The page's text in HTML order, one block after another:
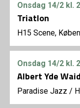
Onsdag 14/2 kl.
Triatlon
H15 Scene,
Onsdag 14/2 kl.
Albert Yde
Paradise Jazz /